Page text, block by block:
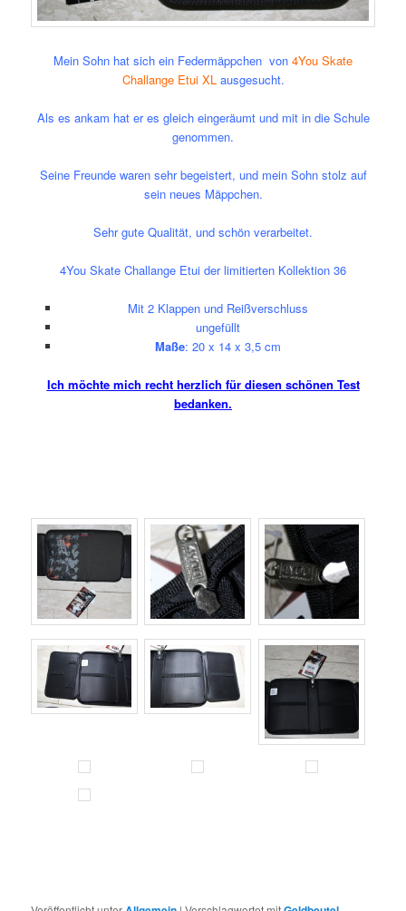
Mein Sohn hat sich ein Federmäppchen von 4You Skate
Challange Etui XL ausgesucht.
Als es ankam hat er es gleich eingeräumt und mit in die Schule
genommen.
Seine Freunde waren sehr begeistert, und mein Sohn stolz auf
sein neues Mäppchen.
Sehr gute Qualität, und schön verarbeitet.
4You Skate Challange Etui der limitierten Kollektion 36
Mit 2 Klappen und Reißverschluss
ungefüllt
Maße: 20 x 14 x 3,5 cm
Ich möchte mich recht herzlich für diesen schönen Test
bedanken.